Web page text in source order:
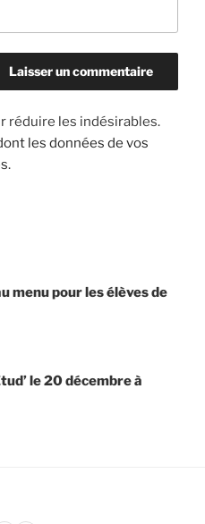
réduire les indésirables.
les données de vos
.
menu pour les élèves de
le 20 décembre à